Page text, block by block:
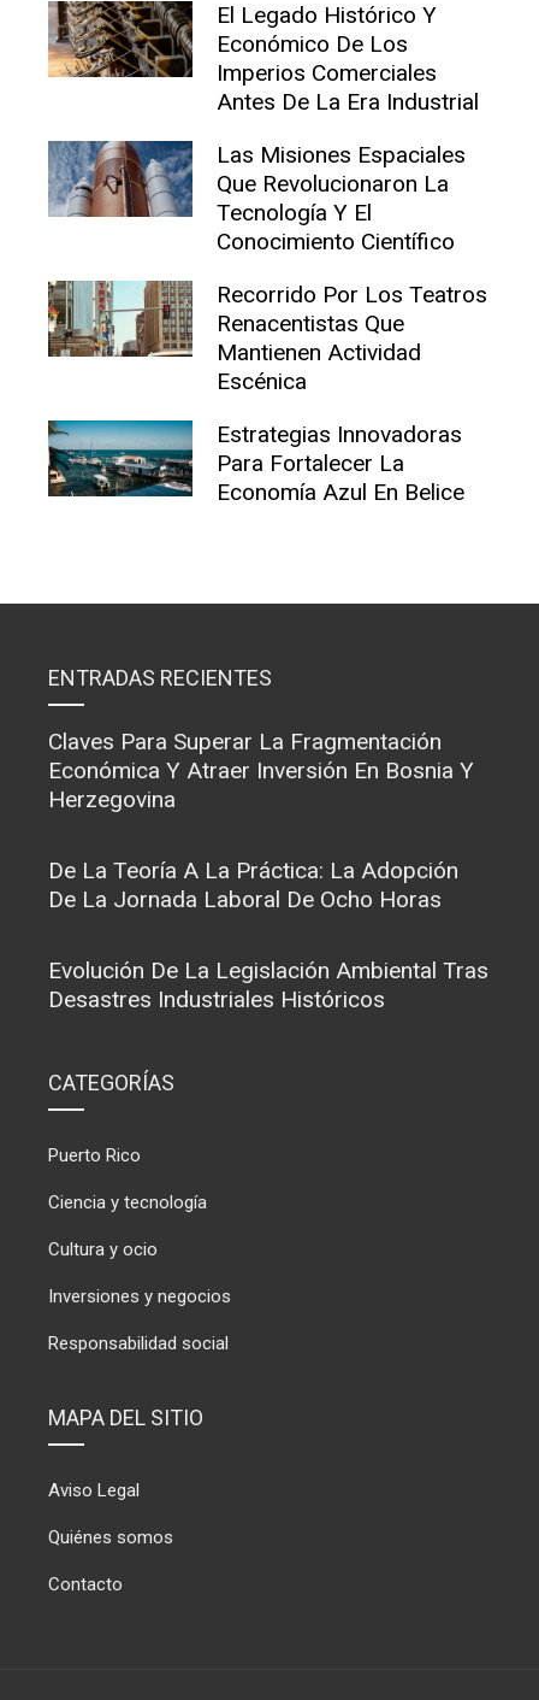
El Legado Histórico Y
Económico De Los
Imperios Comerciales
Antes De La Era Industrial
Las Misiones Espaciales
Que Revolucionaron La
Tecnología Y El
Conocimiento Científico
Recorrido Por Los Teatros
Renacentistas Que
Mantienen Actividad
Escénica
Estrategias Innovadoras
Para Fortalecer La
Economía Azul En Belice
ENTRADAS RECIENTES
Claves Para Superar La Fragmentación
Económica Y Atraer Inversión En Bosnia Y
Herzegovina
De La Teoría A La Práctica: La Adopción
De La Jornada Laboral De Ocho Horas
Evolución De La Legislación Ambiental Tras
Desastres Industriales Históricos
CATEGORÍAS
Puerto Rico
Ciencia y tecnología
Cultura y ocio
Inversiones y negocios
Responsabilidad social
MAPA DEL SITIO
Aviso Legal
Quiénes somos
Contacto